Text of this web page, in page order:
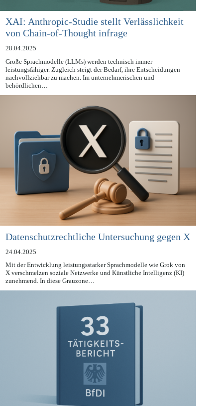
XAI: Anthropic-Studie stellt Verlässlichkeit
von Chain-of-Thought infrage
28.04.2025
Große Sprachmodelle (LLMs) werden technisch immer
leistungsfähiger. Zugleich steigt der Bedarf, ihre Entscheidungen
nachvollziehbar zu machen. Im unternehmerischen und
behördlichen…
Datenschutzrechtliche Untersuchung gegen X
24.04.2025
Mit der Entwicklung leistungsstarker Sprachmodelle wie Grok von
X verschmelzen soziale Netzwerke und Künstliche Intelligenz (KI)
zunehmend. In diese Grauzone…